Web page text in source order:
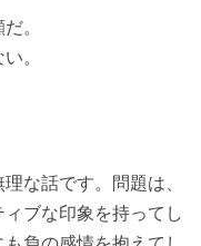
。
。
な話です。問題は、
ブな印象を持ってし